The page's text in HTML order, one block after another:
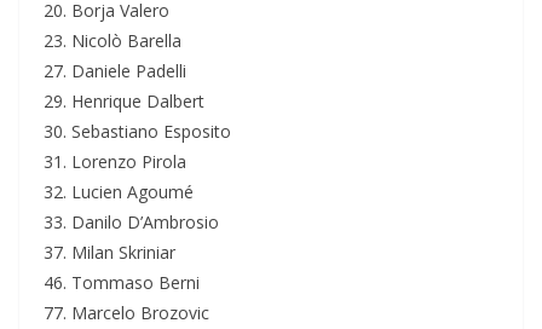
20. Borja Valero
23. Nicolò Barella
27. Daniele Padelli
29. Henrique Dalbert
30. Sebastiano Esposito
31. Lorenzo Pirola
32. Lucien Agoumé
33. Danilo D’Ambrosio
37. Milan Skriniar
46. Tommaso Berni
77. Marcelo Brozovic